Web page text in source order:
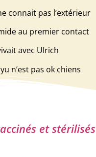
connait pas l’extérieur
au premier contact
avec Ulrich
n’est pas ok chiens
et stérilisés